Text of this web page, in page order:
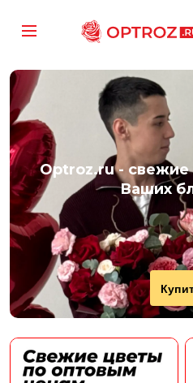
Optroz.ru- свежие
Ваших